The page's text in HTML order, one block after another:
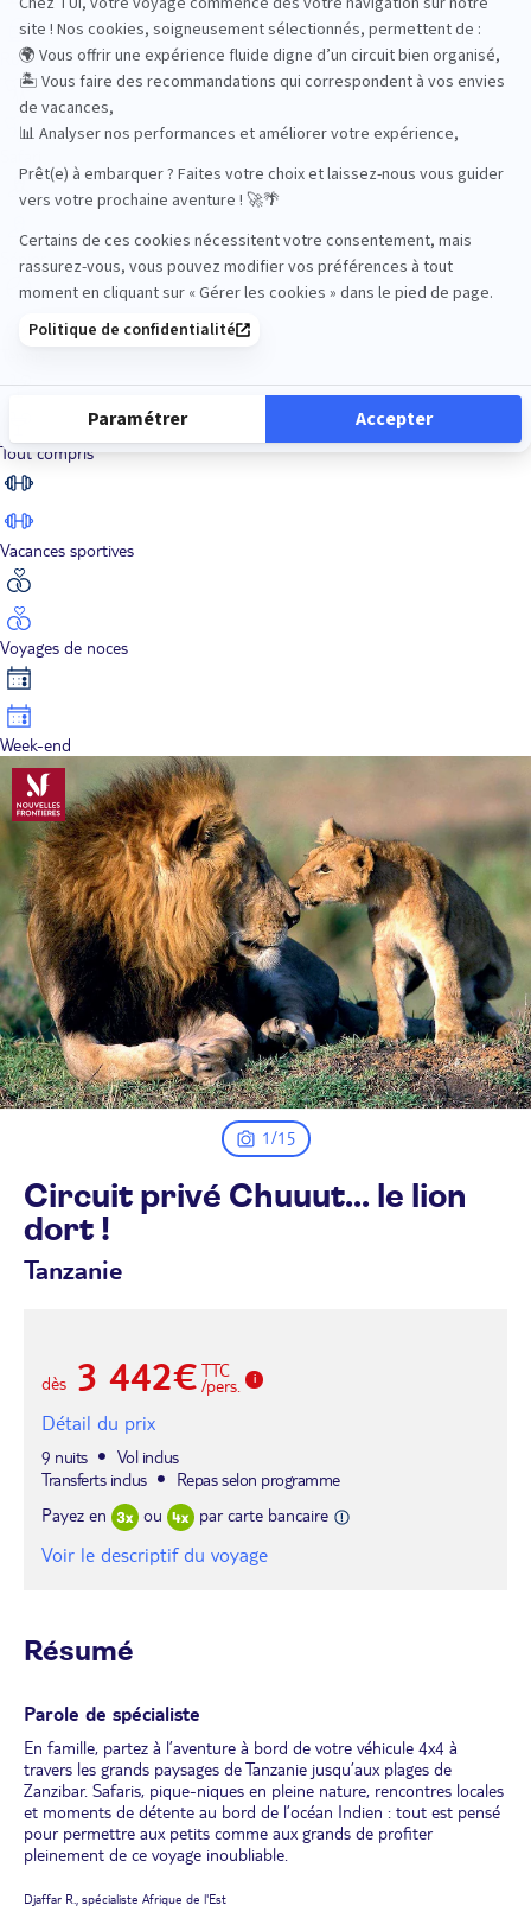
Road Trips
Sénior
Tout compris
Vacances sportives
Voyages de noces
Week-end
1/15
Circuit privé Chuuut... le lion
dort !
Tanzanie
dès 3 442€ TTC
/pers.
Détail du prix
9 nuits
Vol inclus
Transferts inclus
Repas selon programme
Payez en
ou par carte bancaire
Voir le descriptif du voyage
Résumé
Parole de spécialiste
En famille, partez à l’aventure à bord de votre véhicule 4x4 à
travers les grands paysages de Tanzanie jusqu’aux plages de
Zanzibar. Safaris, pique-niques en pleine nature, rencontres locales
et moments de détente au bord de l’océan Indien : tout est pensé
pour permettre aux petits comme aux grands de profiter
pleinement de ce voyage inoubliable.
Djaffar R., spécialiste Afrique de l'Est